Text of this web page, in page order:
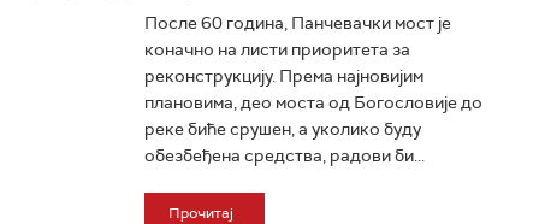
После 60 година, Панчевачки мост је
коначно на листи приоритета за
реконструкцију. Према најновијим
плановима, део моста од Богословије до
реке биће срушен, а уколико буду
обезбеђена средства, радови би...
Прочитај